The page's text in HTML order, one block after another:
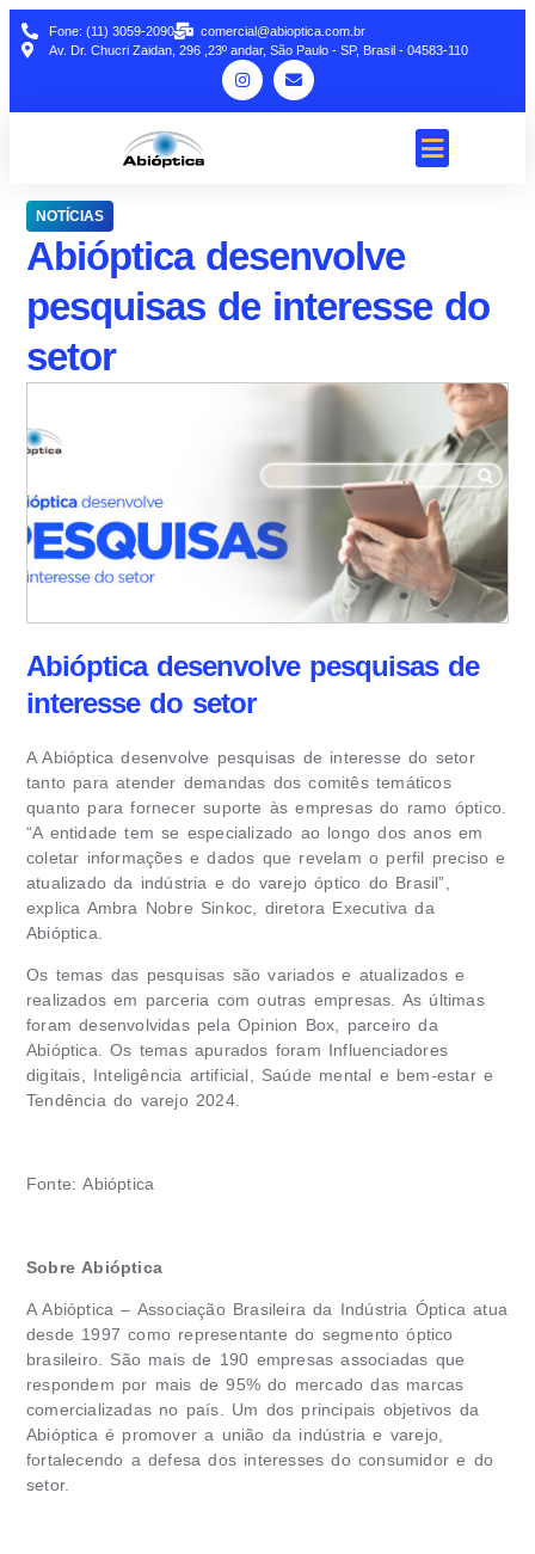
Fone: (11) 3059-2090
comercial@abioptica.com.br
Av. Dr. Chucri Zaidan, 296 ,23º andar, São Paulo - SP, Brasil - 04583-110
NOTÍCIAS
Abióptica desenvolve
pesquisas de interesse do
setor
Abióptica desenvolve pesquisas de
interesse do setor
A Abióptica desenvolve pesquisas de interesse do setor
tanto para atender demandas dos comitês temáticos
quanto para fornecer suporte às empresas do ramo óptico.
“A entidade tem se especializado ao longo dos anos em
coletar informações e dados que revelam o perfil preciso e
atualizado da indústria e do varejo óptico do Brasil”,
explica Ambra Nobre Sinkoc, diretora Executiva da
Abióptica.
Os temas das pesquisas são variados e atualizados e
realizados em parceria com outras empresas. As últimas
foram desenvolvidas pela Opinion Box, parceiro da
Abióptica. Os temas apurados foram Influenciadores
digitais, Inteligência artificial, Saúde mental e bem-estar e
Tendência do varejo 2024.
Fonte: Abióptica
Sobre Abióptica
A Abióptica – Associação Brasileira da Indústria Óptica atua
desde 1997 como representante do segmento óptico
brasileiro. São mais de 190 empresas associadas que
respondem por mais de 95% do mercado das marcas
comercializadas no país. Um dos principais objetivos da
Abióptica é promover a união da indústria e varejo,
fortalecendo a defesa dos interesses do consumidor e do
setor.